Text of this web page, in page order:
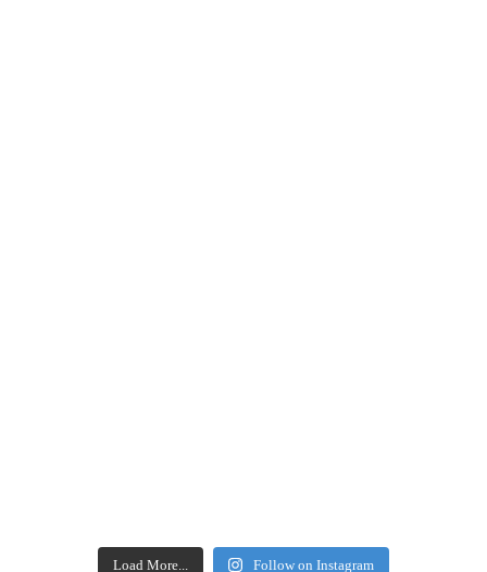
Load More... Follow on Instagram